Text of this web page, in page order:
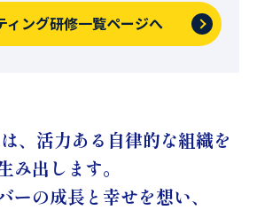
ィング研修一覧ページへ
、活力ある自律的な組織を
み出します。
ーの成長と幸せを想い、